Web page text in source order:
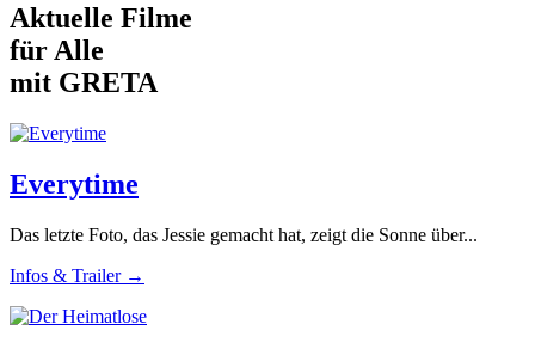
Aktuelle Filme
für Alle
mit GRETA
Everytime
Das letzte Foto, das Jessie gemacht hat, zeigt die Sonne über...
Infos & Trailer →